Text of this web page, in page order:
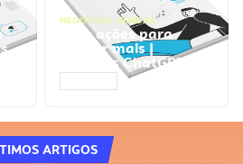
NEGÓCIOS, VENDAS
Faça ações para
vender mais |
Prompts ChatGPT
ARTIGOS